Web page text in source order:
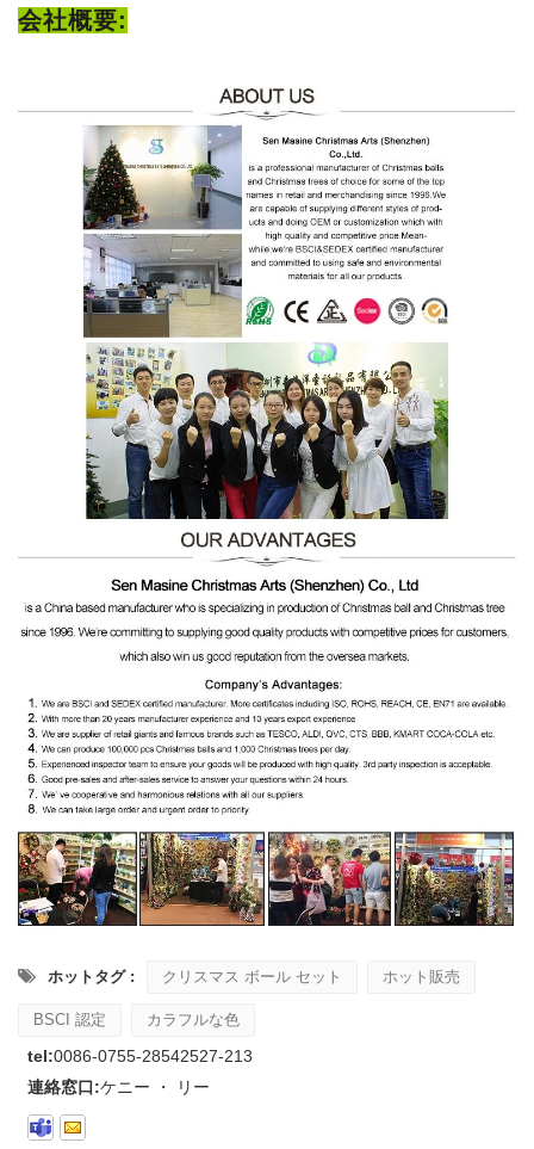
会社概要:
ホットタグ : クリスマス ボール セット ホット販売
BSCI 認定 カラフルな色
tel:0086-0755-28542527-213
連絡窓口:ケニー ・ リー